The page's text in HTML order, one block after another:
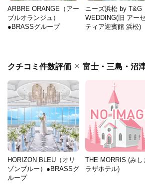
ARBRE ORANGE（アー
ブルオランジュ）
●BRASSグループ
ニーズ浜松 by T&G
WEDDING(旧 アー
ティア迎賓館 浜松)
クチコミ件数評価 × 富士・三島・沼
HORIZON BLEU（オリ
ゾンブルー）●BRASSグ
ループ
THE MORRIS (みし
ラザホテル)